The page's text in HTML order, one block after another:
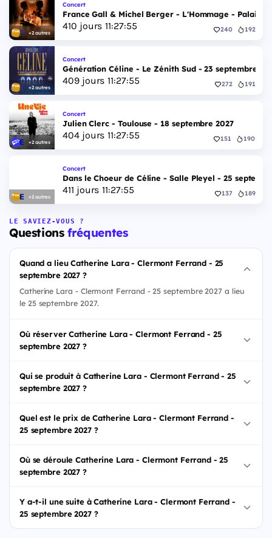
+2 autres
Concert
France Gall & Michel Berger - L'Hommage - Palais
410 jours 11:27:54 240 192
+2 autres
Concert
Génération Céline - Le Zénith Sud - 23 septembre
409jours 11:27:54 272 191
+2 autres
Concert
Julien Clerc - Toulouse - 18 septembre 2027
404jours 11:27:54 151 190
+2 autres
Concert
Dans le Choeur de Céline - Salle Pleyel - 25
411 jours 11:27:54 137 189
LE SAVIEZ-VOUS ?
Questionsfréquentes
Quand a lieu Catherine Lara - Clermont Ferrand - 25
septembre 2027 ?
Catherine Lara - Clermont Ferrand - 25 septembre 2027 a lieu
le 25 septembre 2027.
Où réserver Catherine Lara - Clermont Ferrand - 25
septembre 2027 ?
Qui se produit à Catherine Lara - Clermont Ferrand - 25
septembre 2027 ?
Quel est le prix de Catherine Lara - Clermont Ferrand -
25 septembre 2027 ?
Où se déroule Catherine Lara - Clermont Ferrand - 25
septembre 2027 ?
Y a-t-il une suite à Catherine Lara - Clermont Ferrand -
25 septembre 2027 ?